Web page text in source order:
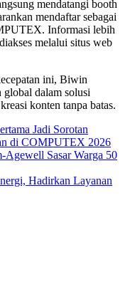
mendatangi booth
mendaftar sebagai
Informasi lebih
melalui situs web
ini, Biwin
global dalam solusi
konten tanpa batas.
Jadi Sorotan
di COMPUTEX 2026
Hadirkan Layanan